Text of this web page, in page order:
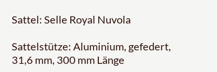
Sattel: Selle Royal Nuvola
Sattelstütze: Aluminium, gefedert,
31,6 mm, 300 mm Länge